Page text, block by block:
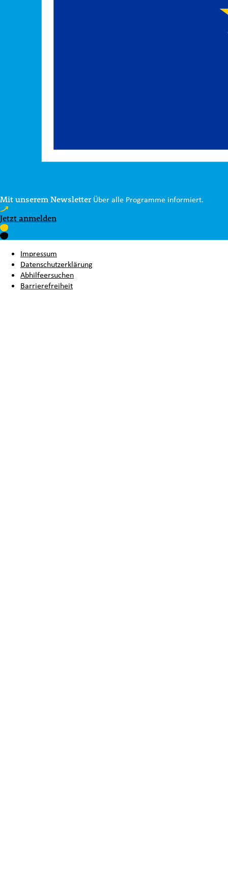
Mit unserem Newsletter Über alle Programme informiert.
Jetzt anmelden
Impressum
Datenschutzerklärung
Abhilfeersuchen
Barrierefreiheit